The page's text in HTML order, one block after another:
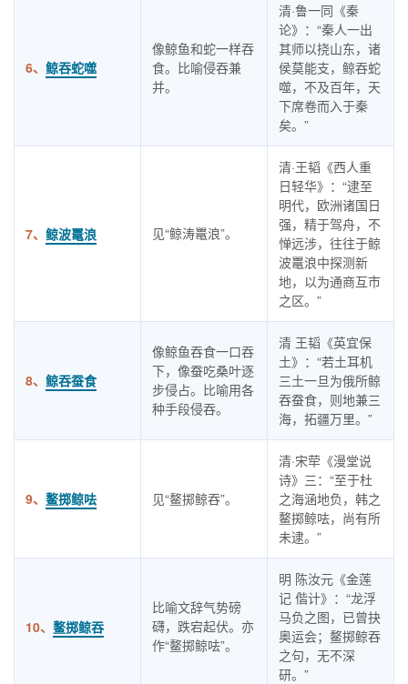
6、 鲸吞蛇噬
像鲸鱼和蛇一样吞
食。比喻侵吞兼
并。
清·鲁一同《秦
论》：“秦人一出
其师以挠山东，诸
侯莫能支，鲸吞蛇
噬，不及百年，天
下席卷而入于秦
矣。”
7、 鲸波鼍浪 见“鲸涛鼍浪”。
清·王韬《西人重
日轻华》：“逮至
明代，欧洲诸国日
强，精于驾舟，不
惮远涉，往往于鲸
波鼍浪中探测新
地，以为通商互市
之区。”
8、 鲸吞蚕食
像鲸鱼吞食一口吞
下，像蚕吃桑叶逐
步侵占。比喻用各
种手段侵吞。
清 王韬《英宜保
土》：“若土耳机
三土一旦为俄所鲸
吞蚕食，则地兼三
海，拓疆万里。”
9、 鳌掷鲸呿 见“鳌掷鲸吞”。
清·宋荦《漫堂说
诗》三：“至于杜
之海涵地负，韩之
鳌掷鲸呿，尚有所
未逮。”
10、 鳌掷鲸吞
比喻文辞气势磅
礴，跌宕起伏。亦
作“鳌掷鲸呿”。
明 陈汝元《金莲
记 偕计》：“龙浮
马负之图，已曾抉
奥运会；鳌掷鲸吞
之句，无不深
研。”